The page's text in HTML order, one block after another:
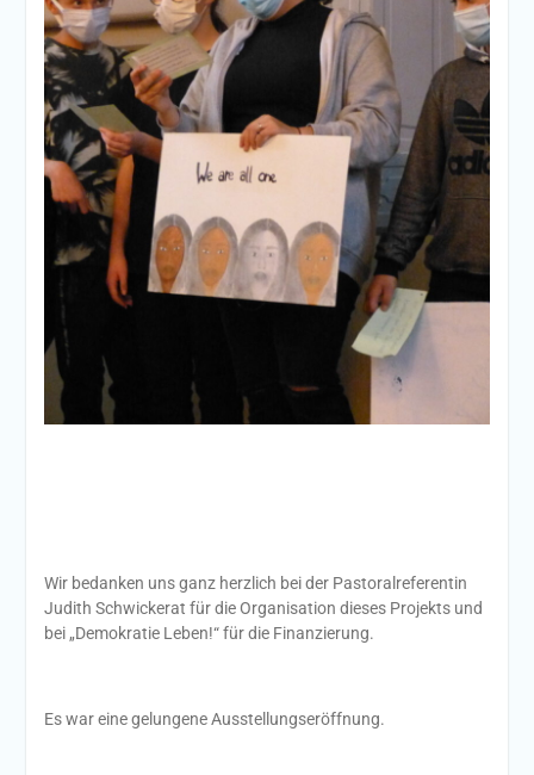
Wir bedanken uns ganz herzlich bei der Pastoralreferentin
Judith Schwickerat für die Organisation dieses Projekts und
bei „Demokratie Leben!“ für die Finanzierung.
Es war eine gelungene Ausstellungseröffnung.